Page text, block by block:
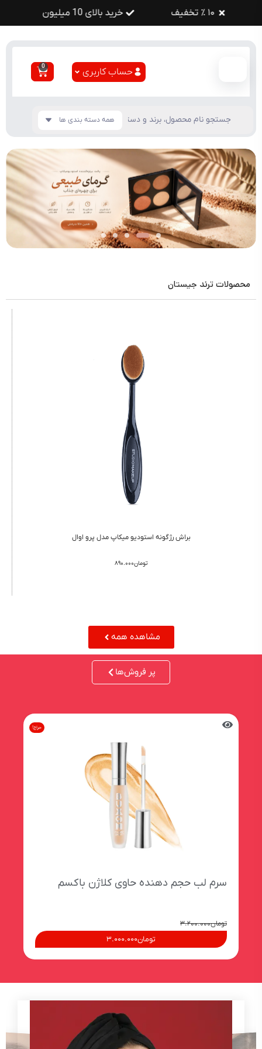
۱۰ ٪ تخفیف خرید بالای 10 میلیون
حساب کاربری 0
محصولات ترند جیستان
براش رژگونه استودیو میکاپ مدل پرو اوال
تومان۸۹۰.۰۰۰
مشاهده همه
پر فروش‌ها
حراج!
سرم لب حجم دهنده حاوی کلاژن باکسم
تومان۳.۲۰۰.۰۰۰
تومان۳.۰۰۰.۰۰۰